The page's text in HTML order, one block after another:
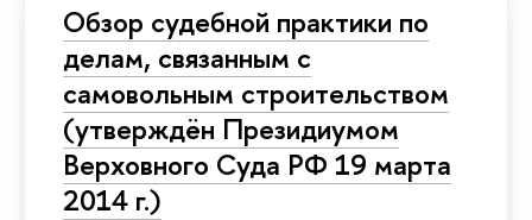
Обзор судебной практики по
делам, связанным с
самовольным строительством
(утверждён Президиумом
Верховного Суда РФ 19 марта
2014 г.)